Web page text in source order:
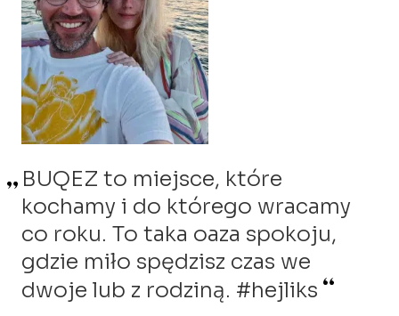
BUQEZ to miejsce, które
kochamy i do którego wracamy
co roku. To taka oaza spokoju,
gdzie miło spędzisz czas we
dwoje lub z rodziną. #hejliks
BUQEZ to raj na ziemi.
Uwielbiamy budzić się dosłownie
ze słońcem w łóżku i zasypiać
o zachodzie słońca. Doskonale
urządzone wille i ich uspokajający
Nie wyobrażam sobie roku, w
którym nie pojechałabym
do BUQEZ. Zakochałam się w tym
pięknym miejscu jak w drugim
domu i spodziewam się, że będę